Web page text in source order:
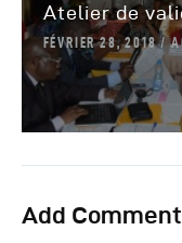
Atelier de
FÉVRIER 28, 2018
Add Comment